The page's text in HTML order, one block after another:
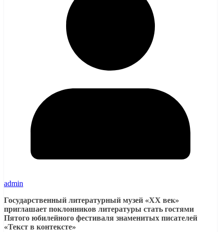
admin
Государственный литературный музей «ХХ век»
приглашает поклонников литературы стать гостями
Пятого юбилейного фестиваля знаменитых писателей
«Текст в контексте»